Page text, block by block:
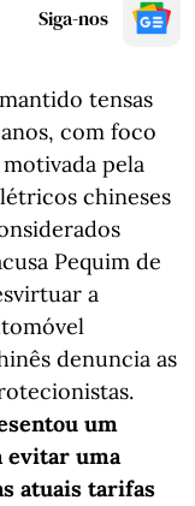
Siga-nos
tensas
com foco
pela
chineses
Pequim de
a
denuncia as
um
evitar uma
atuais tarifas